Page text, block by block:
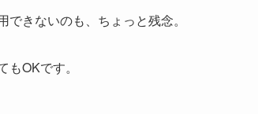
きないのも、ちょっと残念。
OKです。